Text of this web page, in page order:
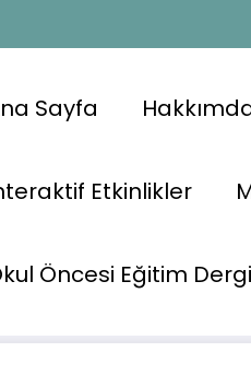
Sayfa
Etkinlikler
Öncesi Eğitim